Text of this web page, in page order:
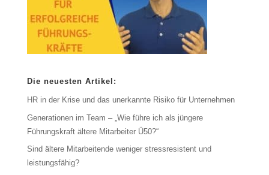
Die neuesten Artikel:
HR in der Krise und das unerkannte Risiko für Unternehmen
Generationen im Team – „Wie führe ich als jüngere
Führungskraft ältere Mitarbeiter Ü50?“
Sind ältere Mitarbeitende weniger stressresistent und
leistungsfähig?